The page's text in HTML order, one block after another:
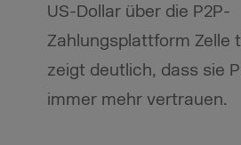
US-Dollar über die P2P-
Zahlungsplattform Zelle
zeigt deutlich, dass sie
immer mehr vertrauen. ​